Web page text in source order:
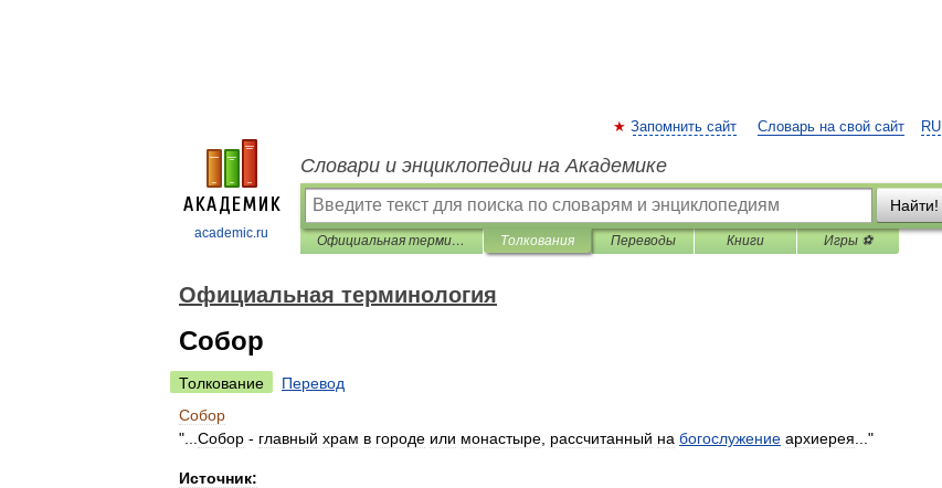
academic.ru
RU
Запомнить сайт Словарь на свой сайт
Словари и энциклопедии на Академике
Найти!
Официальная терминология Толкования Переводы Книги Игры ⚽
Официальная терминология
Собор
Толкование
Перевод
Собор
"... Собор - главный храм в городе или монастыре рассчитанный на богослужение архиерея ..."
Источник: